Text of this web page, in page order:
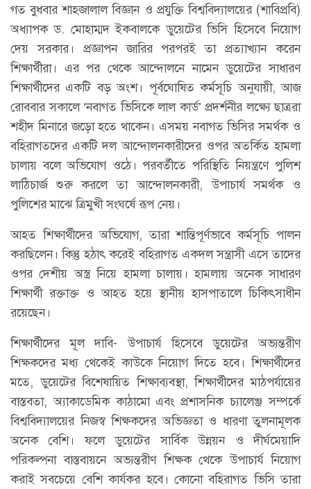
গত বুধবার শাহজালাল বিজ্ঞান ও প্রযুক্তি বিশ্ববিদ্যালয়ের (শাবিপ্রবি)
অধ্যাপক ড. মোহাম্মদ ইকবালকে ডুয়েটের ভিসি হিসেবে নিয়োগ
দেয় সরকার। প্রজ্ঞাপন জারির পরপরই তা প্রত্যাখ্যান করেন
শিক্ষার্থীরা। এর পর থেকে আন্দোলনে নামেন ডুয়েটের সাধারণ
শিক্ষার্থীদের একটি বড় অংশ। পূর্বঘোষিত কর্মসূচি অনুযায়ী, আজ
রোববার সকালে ‘নবাগত ভিসিকে লাল কার্ড’ প্রদর্শনীর লক্ষ্যে ছাত্ররা
শহীদ মিনারে জড়ো হতে থাকেন। এসময় নবাগত ভিসির সমর্থক ও
বহিরাগতদের একটি দল আন্দোলনকারীদের ওপর অতর্কিত হামলা
চালায় বলে অভিযোগ ওঠে। পরবর্তীতে পরিস্থিতি নিয়ন্ত্রণে পুলিশ
লাঠিচার্জ শুরু করলে তা আন্দোলনকারী, উপাচার্য সমর্থক ও
পুলিশের মাঝে ত্রিমুখী সংঘর্ষে রূপ নেয়।
আহত শিক্ষার্থীদের অভিযোগ, তারা শান্তিপূর্ণভাবে কর্মসূচি পালন
করছিলেন। কিন্তু হঠাৎ করেই বহিরাগত একদল সন্ত্রাসী এসে তাদের
ওপর দেশীয় অস্ত্র নিয়ে হামলা চালায়। হামলায় অনেক সাধারণ
শিক্ষার্থী রক্তাক্ত ও আহত হয়ে স্থানীয় হাসপাতালে চিকিৎসাধীন
রয়েছেন।
শিক্ষার্থীদের মূল দাবি- উপাচার্য হিসেবে ডুয়েটের অভ্যন্তরীণ
শিক্ষকদের মধ্য থেকেই কাউকে নিয়োগ দিতে হবে। শিক্ষার্থীদের
মতে, ডুয়েটের বিশেষায়িত শিক্ষাব্যবস্থা, শিক্ষার্থীদের মাঠপর্যায়ের
বাস্তবতা, অ্যাকাডেমিক কাঠামো এবং প্রশাসনিক চ্যালেঞ্জ সম্পর্কে
বিশ্ববিদ্যালয়ের নিজস্ব শিক্ষকদের অভিজ্ঞতা ও ধারণা তুলনামূলক
অনেক বেশি। ফলে ডুয়েটের সার্বিক উন্নয়ন ও দীর্ঘমেয়াদি
পরিকল্পনা বাস্তবায়নে অভ্যন্তরীণ শিক্ষক থেকে উপাচার্য নিয়োগ
করাই সবচেয়ে বেশি কার্যকর হবে। কোনো বহিরাগত ভিসি তারা